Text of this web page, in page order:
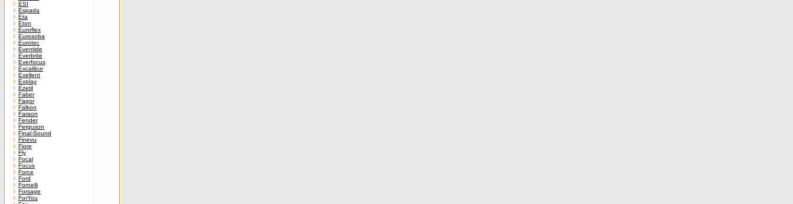
ESI
Espada
Eta
Eton
Euroflex
Eurosoba
Eurotec
Eventide
Everbrite
Everfocus
Excalibur
Exellent
Explay
Ezetil
Faber
Fagor
Falkon
Faraon
Fender
Ferguson
Final-Sound
Finevu
Fiore
Fly
Focal
Focus
Force
Ford
Fornelli
Forsage
ForYou